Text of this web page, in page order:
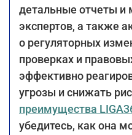
детальные отчеты и
экспертов, а также
о регуляторных
проверках и
эффективно
угрозы и снижать
преимущества
убедитесь, как она